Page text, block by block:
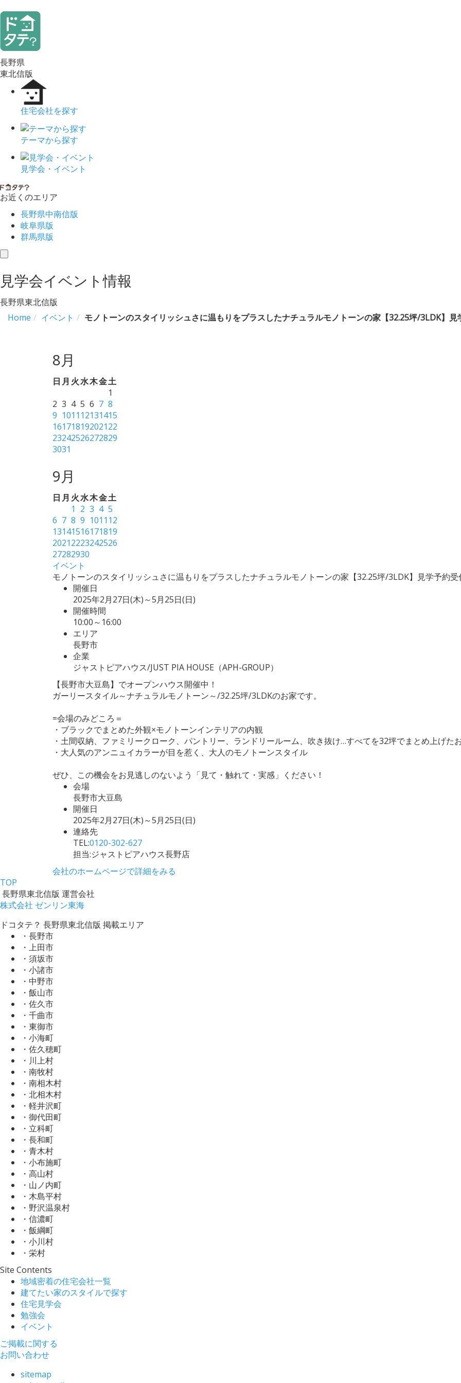
長野県
東北信版
住宅会社を探す
テーマから探す
見学会・イベント
お近くのエリア
長野県中南信版
岐阜県版
群馬県版
toggle
見学会イベント情報
長野県東北信版
Home
イベント モノトーンのスタイリッシュさに温もりをプラスしたナチュラルモノトーンの家【32.25坪/3LDK】見
8月
日月 火水木金土
1
2 3 4 5 6 7 8
9 1011 12131415
16171819202122
23242526272829
3031
9月
日月 火水木金土
1 2 3 4 5
6 7 8 9 1011 12
13141516171819
20212223242526
27282930
イベント
モノトーンのスタイリッシュさに温もりをプラスしたナチュラルモノトーンの家【32.25坪/3LDK】見学予約受
開催日
2025年2月27日(木)～5月25日(日)
開催時間
10:00～16:00
エリア
長野市
企業
ジャストピアハウス/JUST PIA HOUSE（APH-GROUP）
【長野市大豆島】でオープンハウス開催中！
ガーリースタイル～ナチュラルモノトーン～/32.25坪/3LDKのお家です。
=会場のみどころ＝
・ブラックでまとめた外観×モノトーンインテリアの内観
・土間収納、ファミリークローク、パントリー、ランドリールーム、吹き抜け…すべてを32坪でまとめ上げた
・大人気のアンニュイカラーが目を惹く、大人のモノトーンスタイル
ぜひ、この機会をお見逃しのないよう「見て・触れて・実感」ください！
会場
長野市大豆島
開催日
2025年2月27日(木)～5月25日(日)
連絡先
TEL:0120-302-627
担当:ジャストピアハウス長野店
会社のホームページで詳細をみる
TOP
長野県東北信版 運営会社
株式会社 ゼンリン東海
ドコタテ？ 長野県東北信版 掲載エリア
・長野市
・上田市
・須坂市
・小諸市
・中野市
・飯山市
・佐久市
・千曲市
・東御市
・小海町
・佐久穂町
・川上村
・南牧村
・南相木村
・北相木村
・軽井沢町
・御代田町
・立科町
・長和町
・青木村
・小布施町
・高山村
・山ノ内町
・木島平村
・野沢温泉村
・信濃町
・飯綱町
・小川村
・栄村
Site Contents
地域密着の住宅会社一覧
建てたい家のスタイルで探す
住宅見学会
勉強会
イベント
ご掲載に関する
お問い合わせ
sitemap